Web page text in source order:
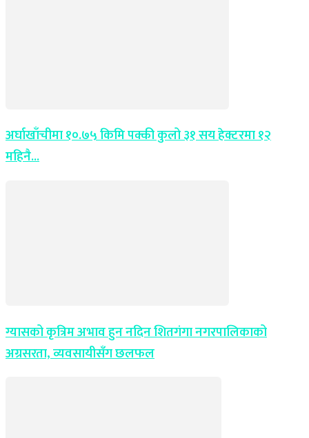
अर्घाखाँचीमा १०.७५ किमि पक्की कुलो ३१ सय हेक्टरमा १२
महिनै...
ग्यासको कृत्रिम अभाव हुन नदिन शितगंगा नगरपालिकाको
अग्रसरता, व्यवसायीसँग छलफल